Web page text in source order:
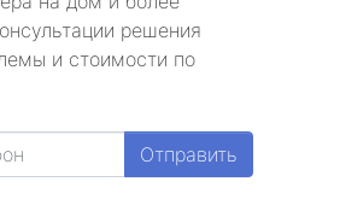
решения
и стоимости по
Отправить